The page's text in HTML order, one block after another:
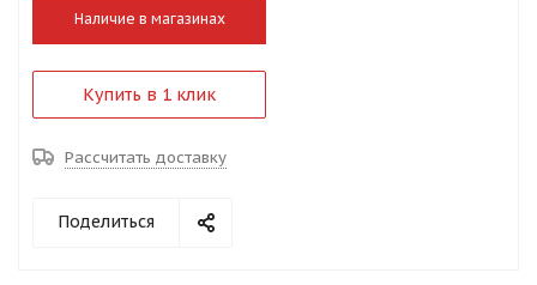
Наличие в магазинах
Купить в 1 клик
Рассчитать доставку
Поделиться